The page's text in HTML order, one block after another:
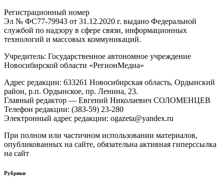
Регистрационный номер
Эл № ФС77-79943 от 31.12.2020 г. выдано Федеральной
службой по надзору в сфере связи, информационных
технологий и массовых коммуникаций.
Учредитель: Государственное автономное учреждение
Новосибирской области «РегионМедиа»
Адрес редакции: 633261 Новосибирская область, Ордынский
район, р.п. Ордынское, пр. Ленина, 23.
Главный редактор — Евгений Николаевич СОЛОМЕНЦЕВ
Телефон редакции: (383-59) 23-280
Электронный адрес редакции: ogazeta@yandex.ru
При полном или частичном использовании материалов,
опубликованных на сайте, обязательна активная гиперссылка
на сайт
Рубрики